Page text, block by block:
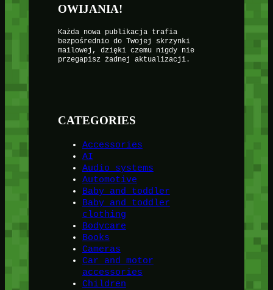
OWIJANIA!
Każda nowa publikacja trafia
bezpośrednio do Twojej skrzynki
mailowej, dzięki czemu nigdy nie
przegapisz żadnej aktualizacji.
CATEGORIES
Accessories
AI
Audio systems
Automotive
Baby and toddler
Baby and toddler
clothing
Bodycare
Books
Cameras
Car and motor
accessories
Children